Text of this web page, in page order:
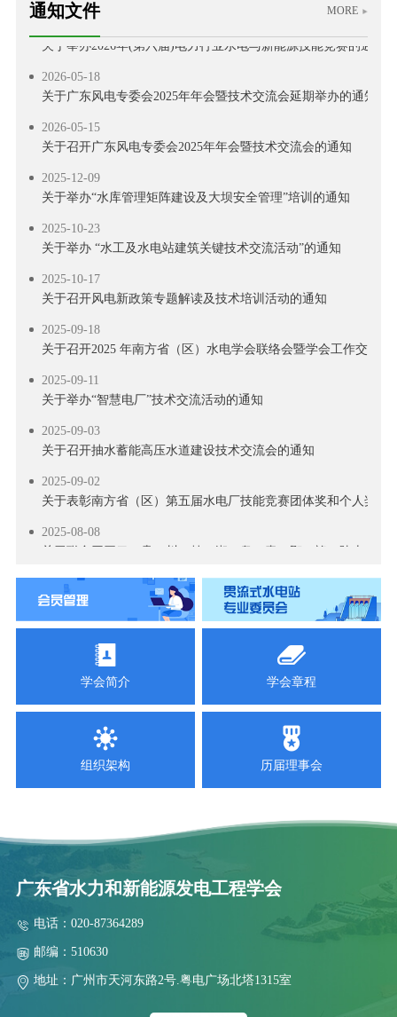
通知文件 MORE
2026-05-19
2026-05-18
关于广东风电专委会2025年年会暨技术交流会延期举办的通知
2026-05-15
关于召开广东风电专委会2025年年会暨技术交流会的通知
2025-12-09
关于举办“水库管理矩阵建设及大坝安全管理”培训的通知
2025-10-23
关于举办 “水工及水电站建筑关键技术交流活动”的通知
2025-10-17
关于召开风电新政策专题解读及技术培训活动的通知
2025-09-18
关于召开2025 年南方省（区）水电学会联络会暨学会工作交流会
2025-09-11
关于举办“智慧电厂”技术交流活动的通知
2025-09-03
关于召开抽水蓄能高压水道建设技术交流会的通知
2025-09-02
关于表彰南方省（区）第五届水电厂技能竞赛团体奖和个人奖的
2025-08-08
关于联合召开云、贵、川、桂、湘、粤、青、鄂、赣、陕十省
2025-08-06
关于召开抽水蓄能高压水道建设技术交流会预通知
2025-07-28
2025年水电站运行管理及检修技术研讨会第二轮通知
2026-07-29
关于举办2026 年电力行业送配电线路工技能提升培训的通知
关于举办新型电力系统背景下南方区域电力市场电价预测靶场竞
2026-06-30
关于联合召开“2026年水电和新能源运行管理及检修技术研讨会”
关于联合召开“2026 年水利水电与新能源工程建设技术交流会”的
2026-06-18
关于表扬广东省水力和新能源发电工程学会40 周年发展贡献奖
2026-05-22
2026-05-22
学会简介 学会章程
组织架构 历届理事会
广东省水力和新能源发电工程学会
电话：020-87364289
邮编：510630
地址：广州市天河东路2号.粤电广场北塔1315室